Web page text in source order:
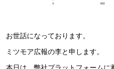
お世話になっております。
ミツモア広報の李と申します。